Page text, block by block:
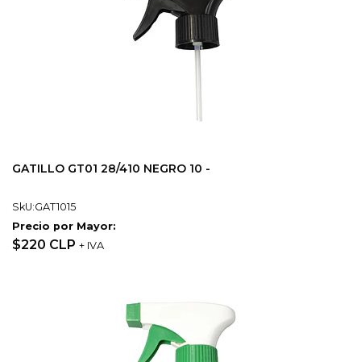
GATILLO GT01 28/410 NEGRO 10 -
SkU:GAT1015
Precio por Mayor:
$220 CLP + IVA